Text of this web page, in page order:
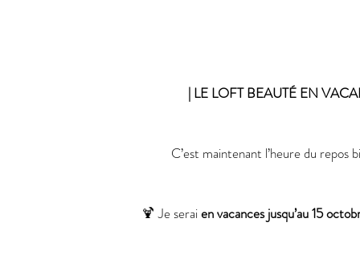
| LE LOFT BEAUTÉ EN
C’est maintenant l’heure du repos
🍹 Je serai en vacances jusqu’au 15